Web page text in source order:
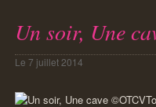
Un soir, Une
Le 7 juillet 2014